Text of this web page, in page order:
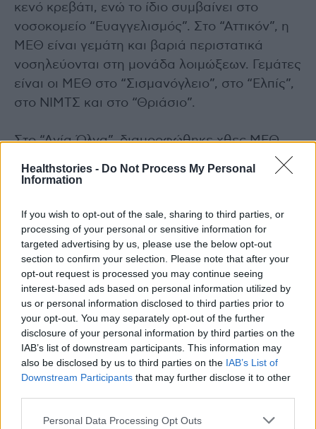
Healthstories - Do Not Process My Personal
Information
If you wish to opt-out of the sale, sharing to third parties, or
processing of your personal or sensitive information for
targeted advertising by us, please use the below opt-out
section to confirm your selection. Please note that after your
opt-out request is processed you may continue seeing
interest-based ads based on personal information utilized by
us or personal information disclosed to third parties prior to
your opt-out. You may separately opt-out of the further
disclosure of your personal information by third parties on the
IAB’s list of downstream participants. This information may
also be disclosed by us to third parties on the IAB’s List of
Downstream Participants that may further disclose it to other
Personal Data Processing Opt Outs
κενό κρεβάτι, ενώ το ίδιο συμβαίνει στο
νοσοκομείο “Ευαγγελισμός”. Στο “Αττικόν”, η
ΜΕΘ είναι γεμάτη και βαριά περιστατικά
νοσηλεύονται στη μονάδα λοιμώξεων. Γεμάτες
είναι οι ΜΕΘ στο “Σισμανόγλειο”, στο “Ελπίς”,
στο ΝΙΜΤΣ και στο “Θριάσιο”.
Στο “Αγία Όλγα”, διαμορφώθηκε χθες ΜΕΘ
νοσηλεύονται ήδη 7 ασθενείς. Στο νοσοκομείο
κλίνες ΜΕΘ και από το πρωί καλύφθηκαν οι 5.
Από τα στοιχεία της ΠΟΕΔΗΝ, σε ολόκληρο το
Λεκανοπέδιο είναι διαθέσιμες μόλις 26 κλίνες
ΜΕΘ ΜΕΘ.
TAGS EKAB lockdown Κορονοϊός ΜΕΘ
ΠΟΕΔΗΝ
σχεδιο ενίσχυσης νοσοκομείων